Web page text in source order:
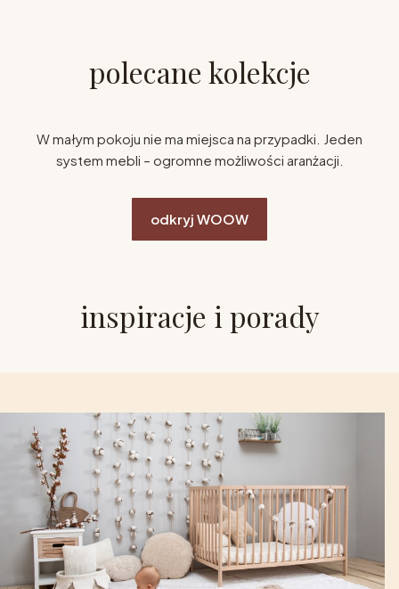
polecane kolekcje
W małym pokoju nie ma miejsca na przypadki. Jeden
system mebli – ogromne możliwości aranżacji.
odkryj WOOW
inspiracje i porady